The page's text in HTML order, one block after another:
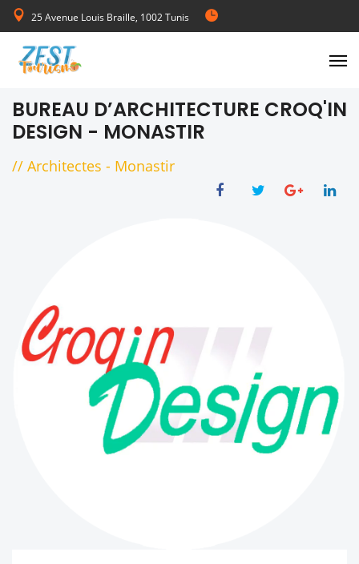
25 Avenue Louis Braille, 1002 Tunis
de Lundi au Vendredi 08:00-17:00
BUREAU D’ARCHITECTURE CROQ'IN
DESIGN - MONASTIR
// Architectes - Monastir